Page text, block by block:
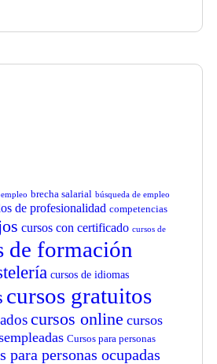
brecha salarial búsqueda de empleo
de profesionalidad competencias
cursos con certificado cursos de
de formación
cursos de idiomas
cursos gratuitos
cursos online cursos
Cursos para personas
para personas ocupadas